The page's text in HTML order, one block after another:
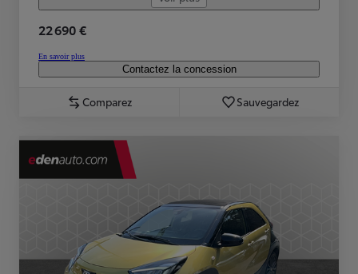
22 690 €
En savoir plus
Contactez la concession
Comparez Sauvegardez